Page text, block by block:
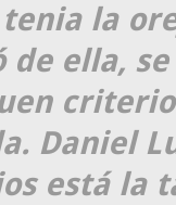
la
de ella,
Daniel
está la